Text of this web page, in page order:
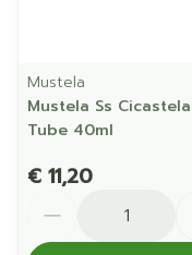
Mustela
Mustela Ss Cicastela
Tube 40ml
€ 11,20